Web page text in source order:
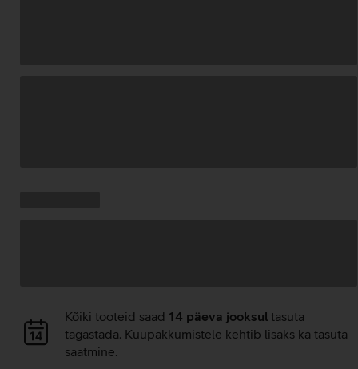
Andmete
laadimine
Kõiki tooteid saad 14 päeva jooksul tasuta
tagastada. Kuupakkumistele kehtib lisaks ka tasuta
saatmine.